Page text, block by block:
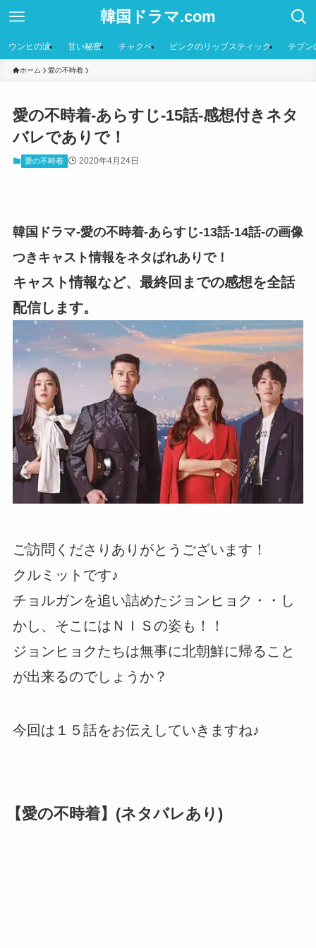
韓国ドラマ.com
ウンヒの涙 甘い秘密 チャクペ ピンクのリップスティック テプン
ホーム 愛の不時着
愛の不時着-あらすじ-15話-感想付きネタ
バレでありで！
愛の不時着 2020年4月24日
韓国ドラマ-愛の不時着-あらすじ-13話-14話-の画像
つきキャスト情報をネタばれありで！
キャスト情報など、最終回までの感想を全話
配信します。
ご訪問くださりありがとうございます！
クルミットです♪
チョルガンを追い詰めたジョンヒョク・・し
かし、そこにはＮＩＳの姿も！！
ジョンヒョクたちは無事に北朝鮮に帰ること
が出来るのでしょうか？
今回は１５話をお伝えしていきますね♪
【愛の不時着】(ネタバレあり)